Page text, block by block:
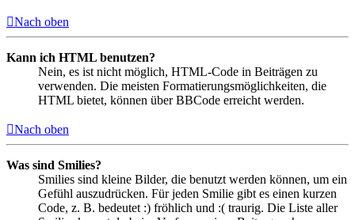
Nach oben
Kann ich HTML benutzen?
Nein, es ist nicht möglich, HTML-Code in Beiträgen zu
verwenden. Die meisten Formatierungsmöglichkeiten, die
HTML bietet, können über BBCode erreicht werden.
Nach oben
Was sind Smilies?
Smilies sind kleine Bilder, die benutzt werden können, um ein
Gefühl auszudrücken. Für jeden Smilie gibt es einen kurzen
Code, z. B. bedeutet :) fröhlich und :( traurig. Die Liste aller